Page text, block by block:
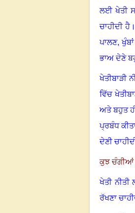
ਲਈ ਖੇਤੀ
ਚਾਹੀਦੀ
ਪਾਲਣ,
ਭਾਅ ਦੇਣੇ
ਖੇਤੀਬਾੜੀ
ਵਿੱਚ
ਅਤੇ ਬਹੁਤ
ਪ੍ਰਬੰਧ
ਦੇਣੀ
ਕੁਝ ਚੰਗੀਆਂ
ਖੇਤੀ
ਰੱਖਣਾ